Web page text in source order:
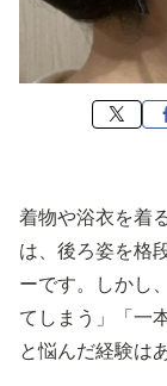
着物や浴衣を着
は、後ろ姿を格
ーです。しかし
てしまう」「一
と悩んだ経験は